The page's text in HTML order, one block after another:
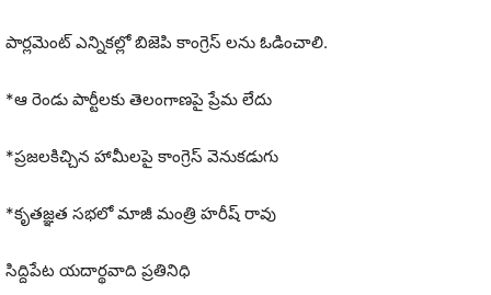
పార్లమెంట్ ఎన్నికల్లో బిజెపి కాంగ్రెస్ లను ఓడించాలి.
*ఆ రెండు పార్టీలకు తెలంగాణపై ప్రేమ లేదు
*ప్రజలకిచ్చిన హామీలపై కాంగ్రెస్ వెనుకడుగు
*కృతజ్ఞత సభలో మాజీ మంత్రి హరీష్ రావు
సిద్దిపేట యదార్థవాది ప్రతినిధి